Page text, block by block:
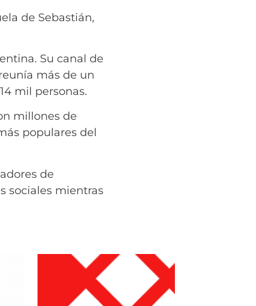
de Sebastián,
Su canal de
más de un
mil personas.
millones de
populares del
de
sociales mientras